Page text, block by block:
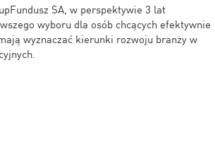
SA, w perspektywie 3 lat
wyboru dla osób chcących efektywnie
wyznaczać kierunki rozwoju branży w